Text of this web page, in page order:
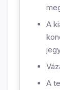
A
A